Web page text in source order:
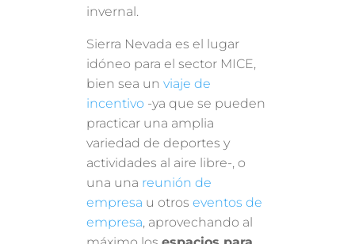
invernal.
Sierra Nevada es el lugar
idóneo para el sector MICE,
bien sea unviaje de
incentivo -ya que se pueden
practicar una amplia
variedad de deportes y
actividades al aire libre-, o
una una reunión de
empresa u otroseventos de
empresa, aprovechando al